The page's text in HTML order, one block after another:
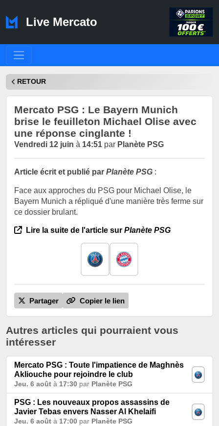
Live Mercato
RETOUR
Mercato PSG : Le Bayern Munich
brise le feuilleton Michael Olise avec
une réponse cinglante !
Vendredi 12 juin à 14:51 par Planète PSG
Article écrit et publié par Planète PSG :
Face aux approches du PSG pour Michael Olise, le
Bayern Munich a répliqué d'une manière très ferme sur
ce dossier brulant.
Lire la suite de l'article sur Planète PSG
Partager Copier le lien
Autres articles qui pourraient vous
intéresser
Mercato PSG : Toute l'impatience de Maghnès
Akliouche pour rejoindre le club
Jeu. 6 août à 17:30 par Planète PSG
PSG : Les nouveaux propos assassins de
Javier Tebas envers Nasser Al Khelaifi
Jeu. 6 août à 17:00 par Planète PSG